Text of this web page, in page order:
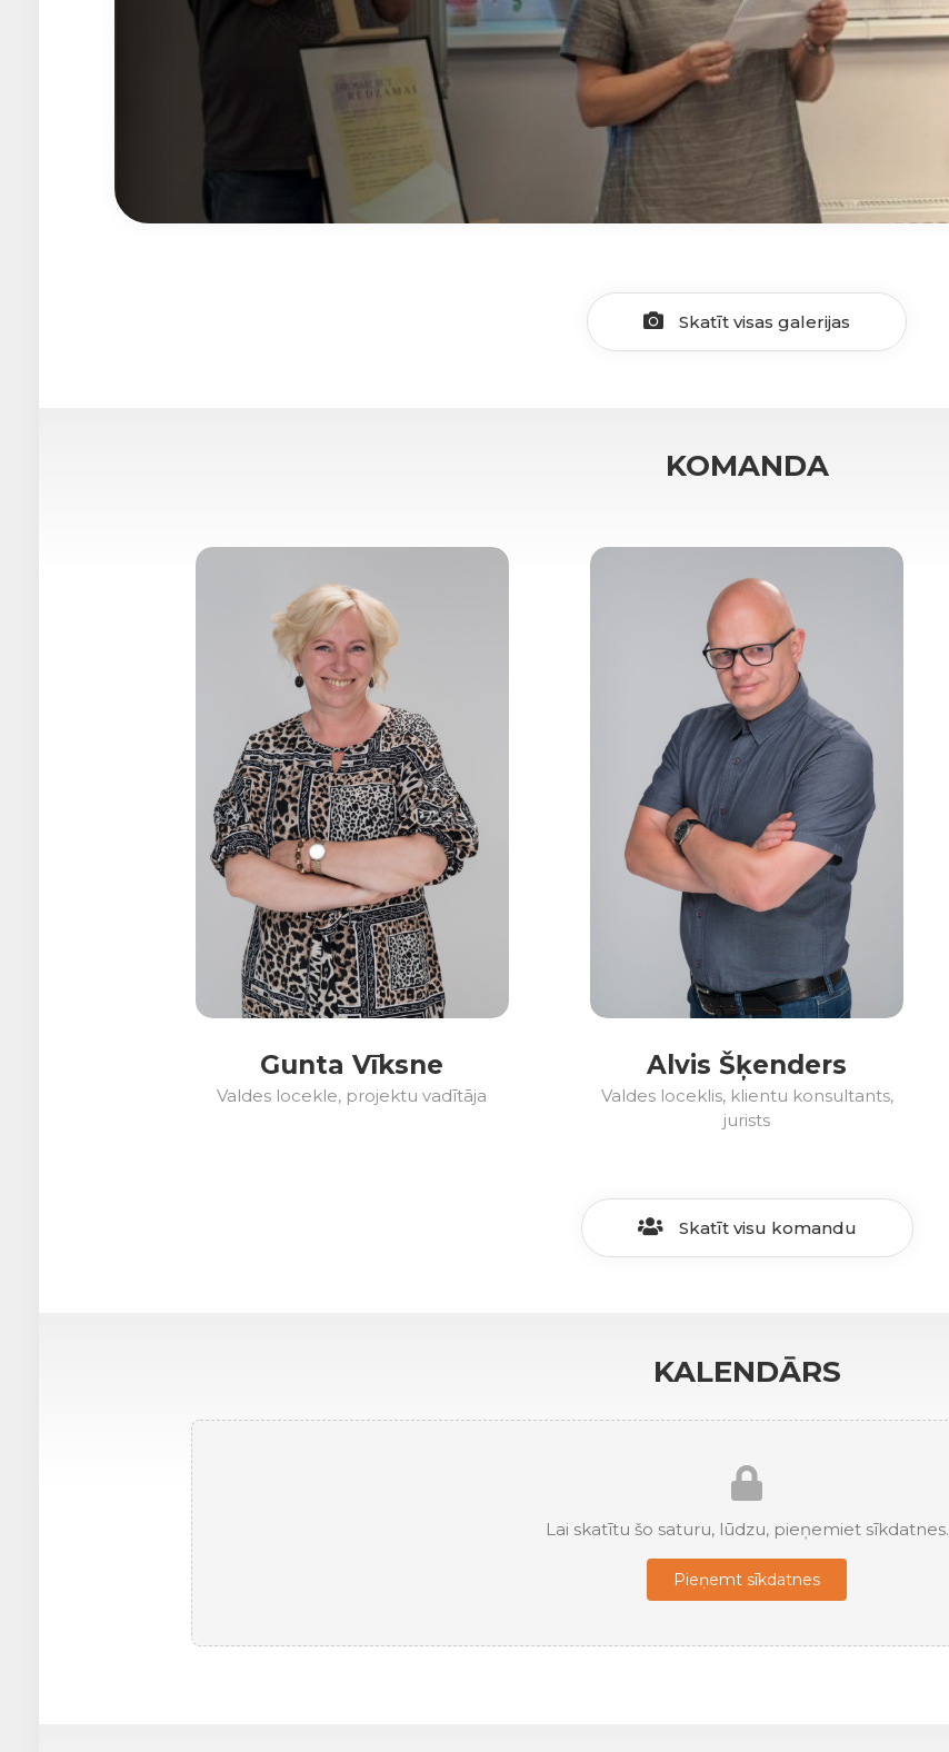
Skatīt visas galerijas
KOMANDA
Gunta Vīksne
Valdes locekle, projektu vadītāja
Alvis Šķenders
Valdes loceklis, klientu konsultants,
jurists
Skatīt visu komandu
KALENDĀRS
Lai skatītu šo saturu, lūdzu, pieņemiet sīkdatnes.
Pieņemt sīkdatnes